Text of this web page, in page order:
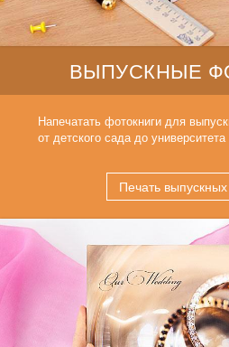
ВЫПУСКНЫЕ
Напечатать фотокниги для
от детского сада до
Печать